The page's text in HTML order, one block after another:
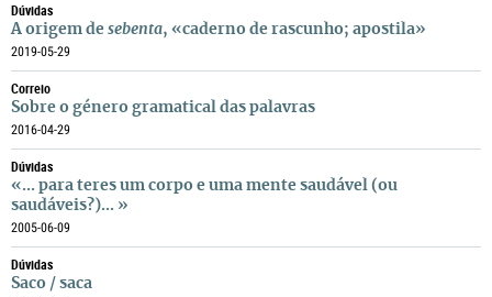
Dúvidas
A origem de sebenta, «caderno de rascunho; apostila»
2019-05-29
Correio
Sobre o género gramatical das palavras
2016-04-29
Dúvidas
«... para teres um corpo e uma mente saudável (ou
saudáveis?)... »
2005-06-09
Dúvidas
Saco / saca